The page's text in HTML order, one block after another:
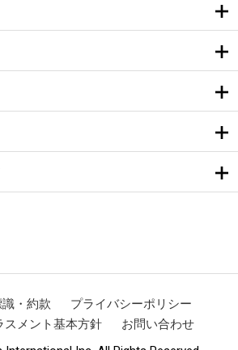
・約款
プライバシーポリシー
スメント基本方針
お問い合わせ